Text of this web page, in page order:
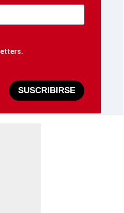
SUSCRIBIRSE